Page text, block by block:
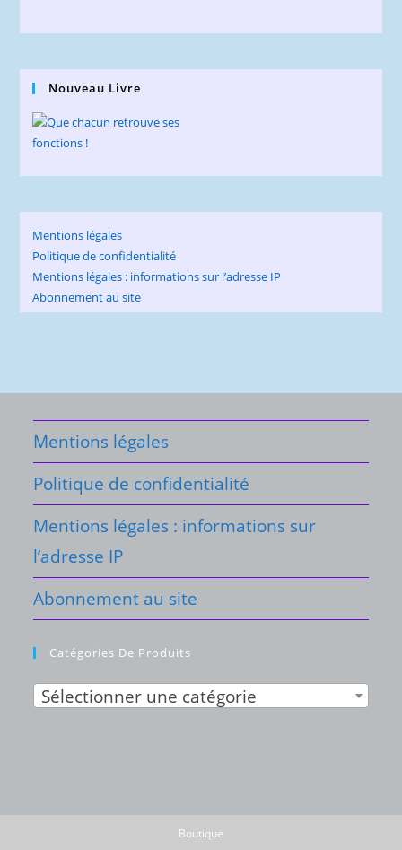
Nouveau Livre
Mentions légales
Politique de confidentialité
Mentions légales : informations sur l’adresse IP
Abonnement au site
Mentions légales
Politique de confidentialité
Mentions légales : informations sur
l’adresse IP
Abonnement au site
Catégories De Produits
Sélectionner une catégorie
Boutique